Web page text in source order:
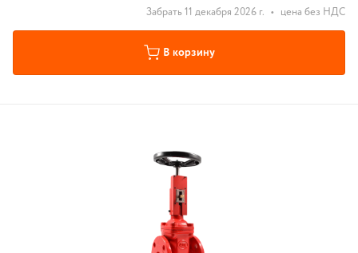
Забрать 11 декабря 2026 г. • цена без НДС
В корзину